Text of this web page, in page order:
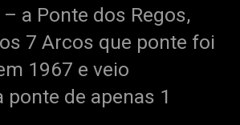
a Ponte dos Regos,
7 Arcos que ponte foi
1967 e veio
de apenas 1